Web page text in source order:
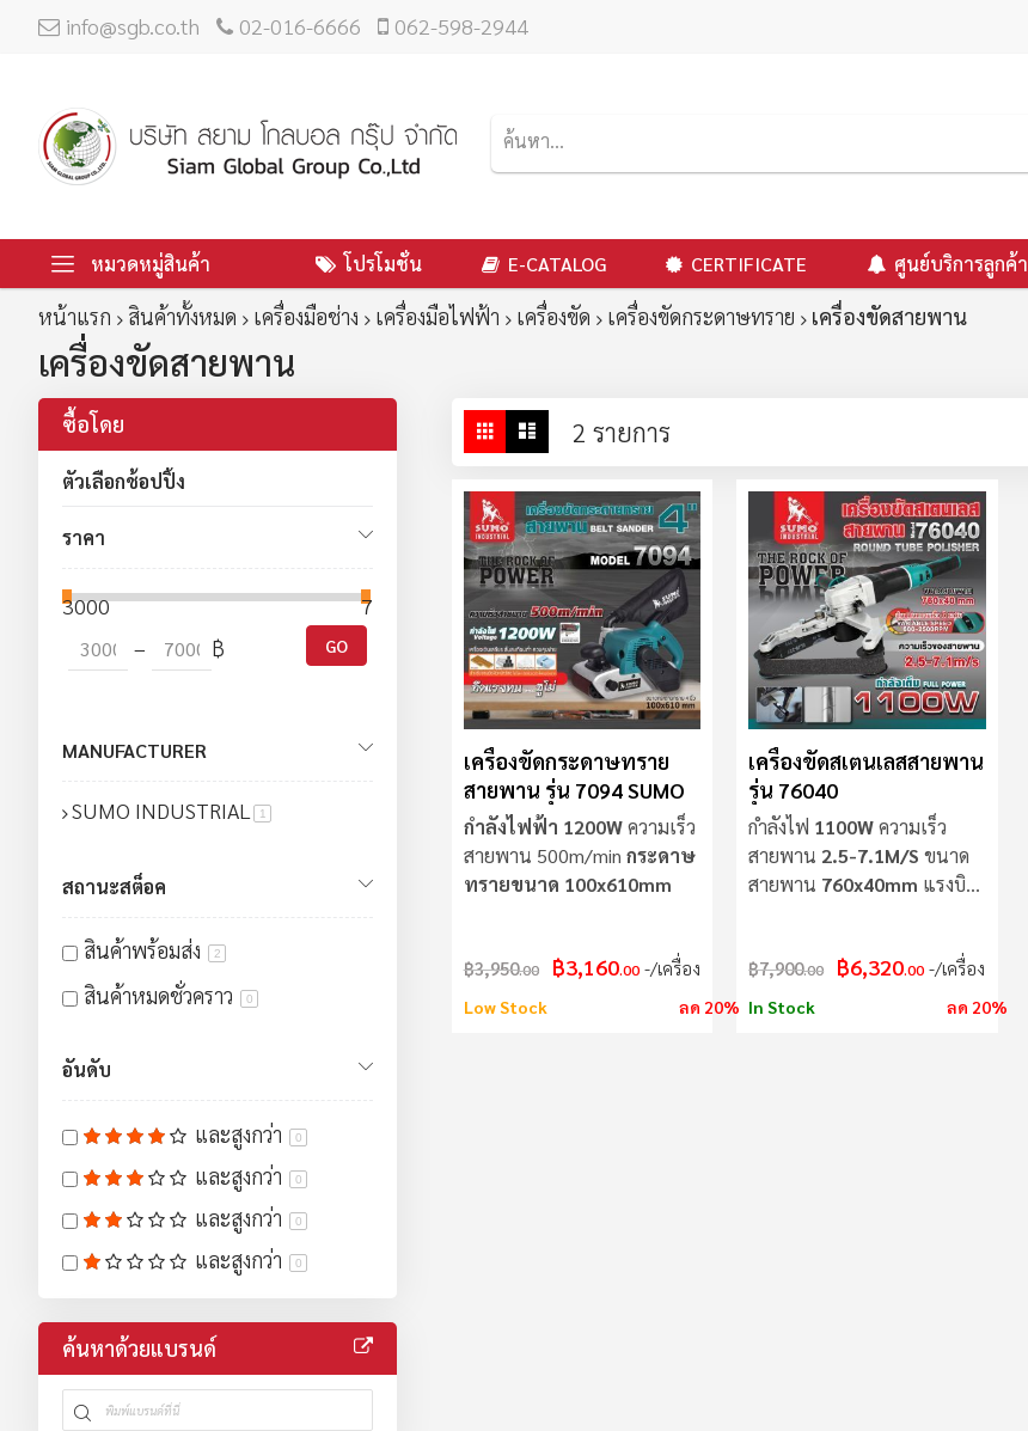
info@sgb.co.th 02-016-6666 062-598-2944
หมวดหมู่สินค้า โปรโมชั่น E-CATALOG CERTIFICATE ศูนย์บริการลูกค้า
หน้าแรก สินค้าทั้งหมด เครื่องมือช่าง เครื่องมือไฟฟ้า เครื่องขัด เครื่องขัดกระดาษทราย เครื่องขัดสายพาน
เครื่องขัดสายพาน
ใน
มุม
มอง
ตาราง รายการ
2 รายการ
เครื่องขัดกระดาษทราย
สายพาน รุ่น 7094 SUMO
กำลังไฟฟ้า 1200Wความเร็ว
สายพาน 500m/min กระดาษ
ทรายขนาด 100x610mm
฿3,950.00 ฿3,160.00 /เครื่อง
Low Stock ลด 20%
เครื่องขัดสเตนเลสสายพาน
รุ่น 76040
กำลังไฟ 1100Wความเร็ว
สายพาน 2.5-7.1M/S ขนาด
สายพาน 760x40mm แรงบิด
฿7,900.00 ฿6,320.00 /เครื่อง
In Stock ลด 20%
ซื้อโดย
ตัวเลือกช้อปปิ้ง
ราคา
3000
7000
–
฿ GO
MANUFACTURER
SUMO INDUSTRIAL 1
สถานะสต็อค
สินค้าพร้อมส่ง 2
สินค้าหมดชั่วคราว 0
อันดับ
และสูงกว่า 0
และสูงกว่า 0
และสูงกว่า 0
และสูงกว่า 0
ค้นหาด้วยแบรนด์